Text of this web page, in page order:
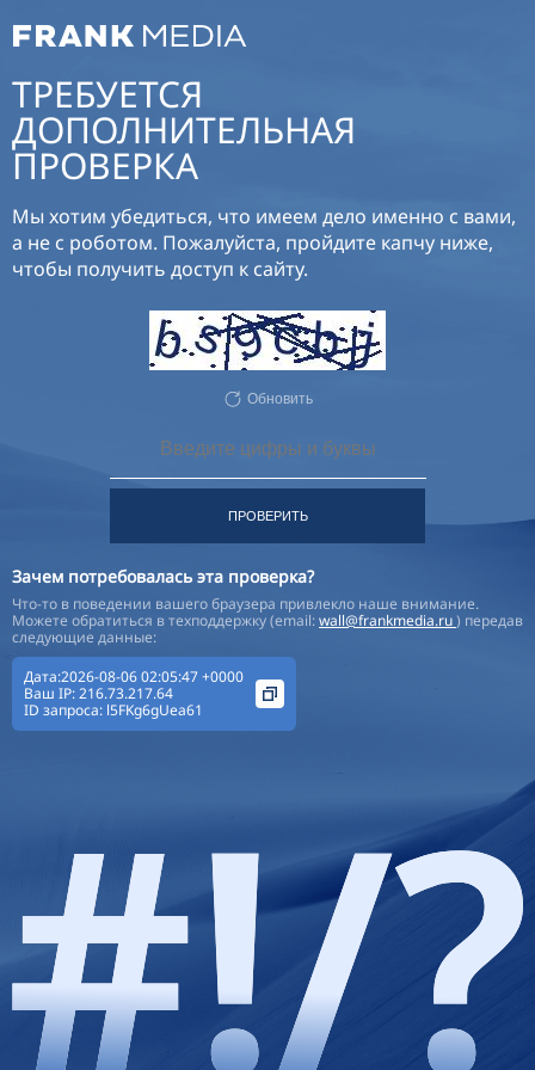
ТРЕБУЕТСЯ
ДОПОЛНИТЕЛЬНАЯ
ПРОВЕРКА
Мы хотим убедиться, что имеем дело именно с вами,
а не с роботом. Пожалуйста, пройдите капчу ниже,
чтобы получить доступ к сайту.
Обновить
ПРОВЕРИТЬ
Зачем потребовалась эта проверка?
Что-то в поведении вашего браузера привлекло наше внимание.
Можете обратиться в техподдержку (email:wall@frankmedia.ru) передав
следующие данные:
Дата:2026-08-06 02:05:47 +0000
Ваш IP:216.73.217.64
ID запроса: l5FKg6gUea61